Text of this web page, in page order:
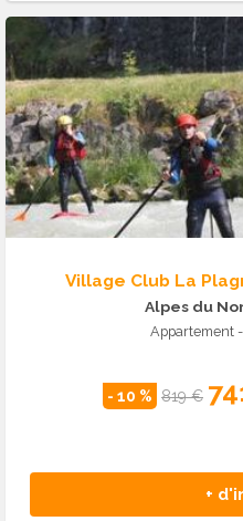
Village Club La
Alpes du
Appartement
- 10 % 819 €
+